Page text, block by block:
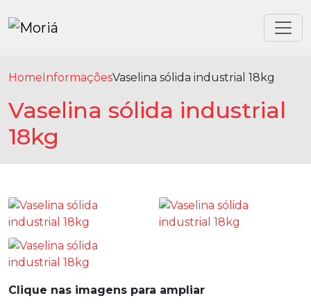
HomeInformaçõesVaselina sólida industrial 18kg
Vaselina sólida industrial
18kg
Clique nas imagens para ampliar